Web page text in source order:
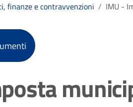
finanze e contravvenzioni / IMU -